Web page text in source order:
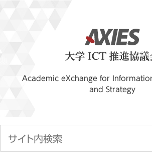
Academic eXchange for
and Strategy